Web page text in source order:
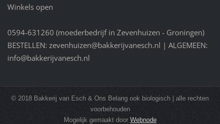
Winkels open
0594-631260 (moederbedrijf in Zevenhuizen - Groningen)
BESTELLEN: zevenhuizen@bakkerijvanesch.nl | ALGEMEEN:
info@bakkerijvanesch.nl
© 2018 Bakkerij van Esch & Ons Belang ook biologisch | alle rechten
voorbehouden
Mogelijk gemaakt door Webnode